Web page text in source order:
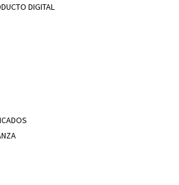
DIGITAL